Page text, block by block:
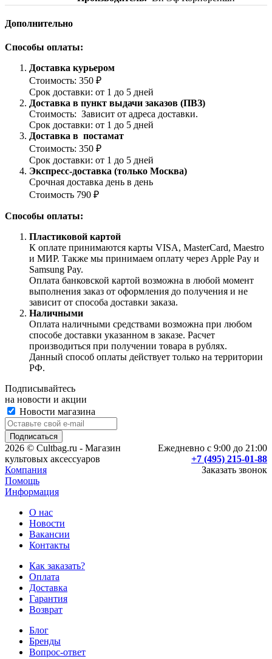
Дополнительно
Способы оплаты:
Доставка курьером
Стоимость: 350 ₽
Срок доставки: от 1 до 5 дней
Доставка в пункт выдачи заказов (ПВЗ)
Стоимость: Зависит от адреса доставки.
Срок доставки: от 1 до 5 дней
Доставка в постамат
Стоимость: 350 ₽
Срок доставки: от 1 до 5 дней
Экспресс-доставка (только Москва)
Срочная доставка день в день
Стоимость 790 ₽
Способы оплаты:
Пластиковой картой
К оплате принимаются карты VISA, MasterCard, Maestro
и МИР. Также мы принимаем оплату через Apple Pay и
Samsung Pay.
Оплата банковской картой возможна в любой момент
выполнения заказ от оформления до получения и не
зависит от способа доставки заказа.
Наличными
Оплата наличными средствами возможна при любом
способе доставки указанном в заказе. Расчет
производиться при получении товара в рублях.
Данный способ оплаты действует только на территории
РФ.
Подписывайтесь
на новости и акции
Новости магазина
Ежедневно с 9:00 до 21:00
+7 (495) 215-01-88
Заказать звонок
2026 © Cultbag.ru - Магазин
культовых аксессуаров
Компания
Помощь
Информация
О нас
Новости
Вакансии
Контакты
Как заказать?
Оплата
Доставка
Гарантия
Возврат
Блог
Бренды
Вопрос-ответ